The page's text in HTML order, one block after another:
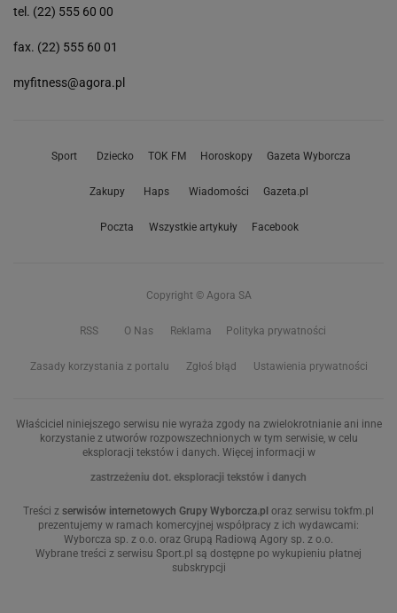
tel. (22) 555 60 00
fax. (22) 555 60 01
myfitness@agora.pl
Sport Dziecko TOK FM Horoskopy Gazeta Wyborcza
Zakupy Haps Wiadomości Gazeta.pl
Poczta Wszystkie artykuły Facebook
Copyright © Agora SA
RSS O Nas Reklama Polityka prywatności
Zasady korzystania z portalu Zgłoś błąd Ustawienia prywatności
Właściciel niniejszego serwisu nie wyraża zgody na zwielokrotnianie ani inne
korzystanie z utworów rozpowszechnionych w tym serwisie, w celu
eksploracji tekstów i danych. Więcej informacji w
zastrzeżeniu dot. eksploracji tekstów i danych
Treści z serwisów internetowych Grupy Wyborcza.pl oraz serwisu tokfm.pl
prezentujemy w ramach komercyjnej współpracy z ich wydawcami:
Wyborcza sp. z o.o. oraz Grupą Radiową Agory sp. z o.o.
Wybrane treści z serwisu Sport.pl są dostępne po wykupieniu płatnej
subskrypcji